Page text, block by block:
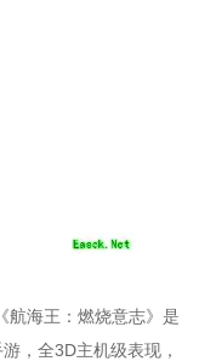
航海王：燃烧意志》是
，全3D主机级表现，